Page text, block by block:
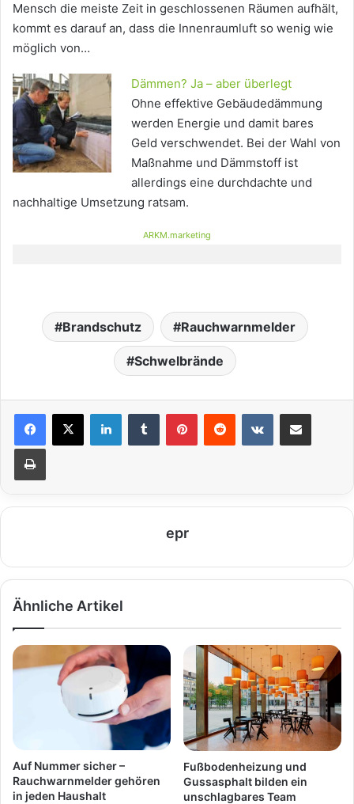
Mensch die meiste Zeit in geschlossenen Räumen aufhält,
kommt es darauf an, dass die Innenraumluft so wenig wie
möglich von…
Dämmen? Ja – aber überlegt
Ohne effektive Gebäudedämmung
werden Energie und damit bares
Geld verschwendet. Bei der Wahl von
Maßnahme und Dämmstoff ist
allerdings eine durchdachte und
nachhaltige Umsetzung ratsam.
ARKM.marketing
Brandschutz Rauchwarnmelder
Schwelbrände
epr
Ähnliche Artikel
Auf Nummer sicher –
Rauchwarnmelder gehören
in jeden Haushalt
Fußbodenheizung und
Gussasphalt bilden ein
unschlagbares Team